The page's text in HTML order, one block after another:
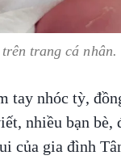
trang cá nhân.
tay nhóc tỳ,
nhiều bạn bè,
của gia đình